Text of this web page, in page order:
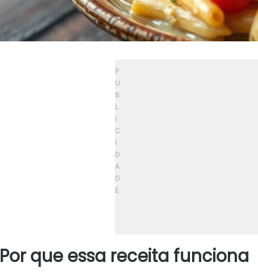
Por que essa receita funciona